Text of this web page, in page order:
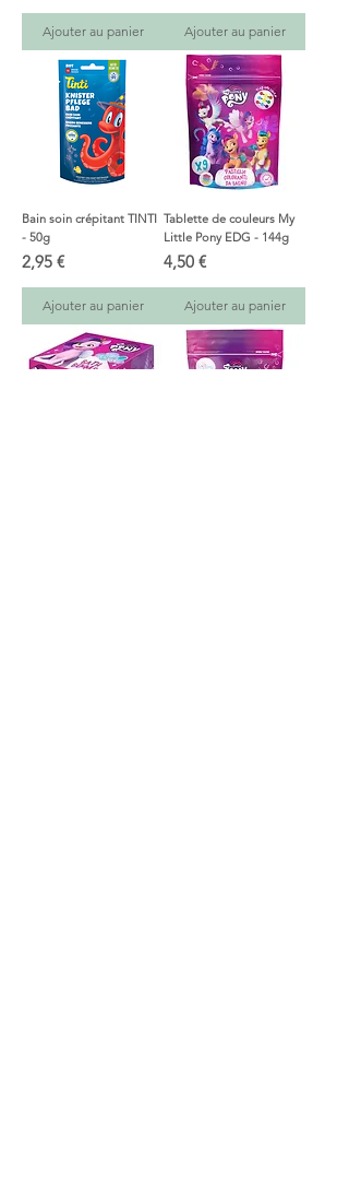
Ajouter au panier Ajouter au panier
Bain soin crépitant TINTI
- 50g
Prix
2,95 €
Ajouter au panier
Tablette de couleurs My
Little Pony EDG - 144g
Prix
4,50 €
Ajouter au panier